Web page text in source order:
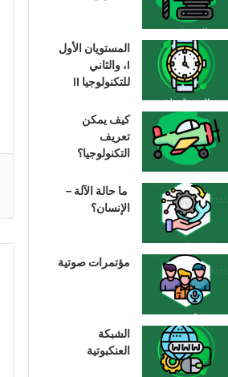
المستويان الأول
I، والثاني
للتكنولوجيا II
كيف يمكن
تعريف
التكنولوجيا؟
ما حالة الآلة –
الإنسان؟
مؤتمرات صوتية
الشبكة
العنكبوتية